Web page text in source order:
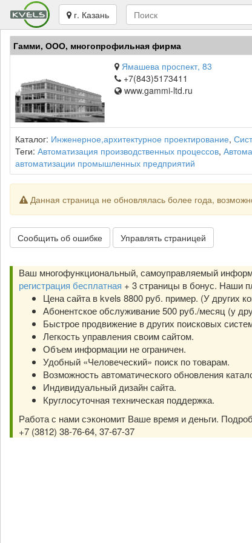
г. Казань
Гамми, ООО, многопрофильная фирма
Ямашева проспект, 83
+7(843)5173411
www.gammi-ltd.ru
Каталог: Инженерное,архитектурное проектирование,
Теги: Автоматизация производственных процессов,
автоматизации промышленных предприятий
Данная страница не обновлялась более года,
Сообщить об ошибке Управлять страницей
Ваш многофункциональный, самоуправляемый
регистрация бесплатная + 3 страницы в бонус. Наши
Цена сайта в kvels 8800 руб. пример. (У других
Абонентское обслуживание 500 руб./месяц (у
Быстрое продвижение в других поисковых
Легкость управления своим сайтом.
Объем информации не ограничен.
Удобный «Человеческий» поиск по товарам.
Возможность автоматического обновления
Индивидуальный дизайн сайта.
Круглосуточная техническая поддержка.
Работа с нами сэкономит Ваше время и деньги.
+7 (3812) 38-76-64, 37-67-37